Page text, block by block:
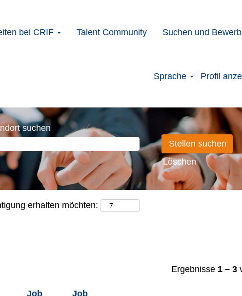
bei CRIF Talent Community Suchen und
Sprache Profil
suchen
Löschen
erhalten möchten:
Ergebnisse 1 – 3
Job
Job